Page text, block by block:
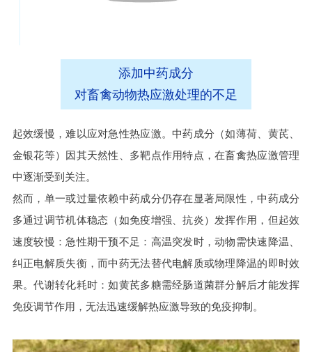
添加中药成分
对畜禽动物热应激处理的不足
起效缓慢，难以应对急性热应激。中药成分（如薄荷、黄芪、
金银花等）因其天然性、多靶点作用特点，在畜禽热应激管理
中逐渐受到关注。
然而，单一或过量依赖中药成分仍存在显著局限性，中药成分
多通过调节机体稳态（如免疫增强、抗炎）发挥作用，但起效
速度较慢：急性期干预不足：高温突发时，动物需快速降温、
纠正电解质失衡，而中药无法替代电解质或物理降温的即时效
果。代谢转化耗时：如黄芪多糖需经肠道菌群分解后才能发挥
免疫调节作用，无法迅速缓解热应激导致的免疫抑制。